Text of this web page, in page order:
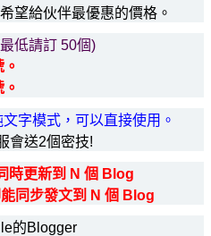
望給伙伴最優惠的價格。
最低請訂 50個)
字模式，可以直接使用。
會送2個密技!
時更新到 N 個 Blog
同步發文到 N 個 Blog
的Blogger